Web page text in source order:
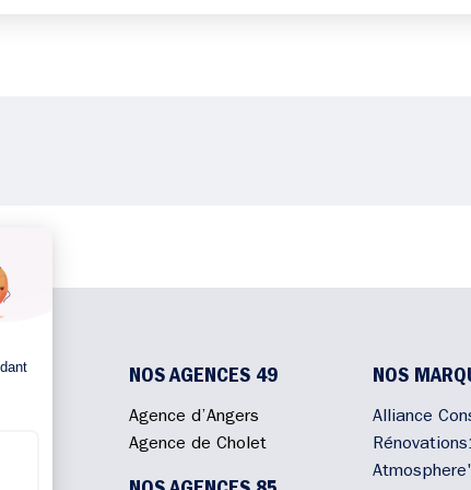
NOS AGENCES 49
Agence d’Angers
Agence de Cholet
NOS
Alliance